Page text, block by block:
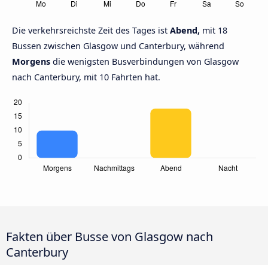
Die verkehrsreichste Zeit des Tages ist Abend, mit 18
Bussen zwischen Glasgow und Canterbury, während
Morgens die wenigsten Busverbindungen von Glasgow
nach Canterbury, mit 10 Fahrten hat.
Fakten über Busse von Glasgow nach
Canterbury